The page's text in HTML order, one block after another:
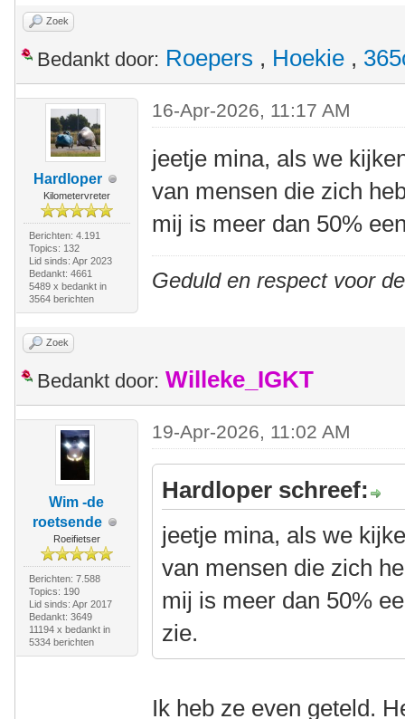
Zoek
Bedankt door: Roepers , Hoekie ,
Hardloper
Kilometervreter
Berichten: 4.191
Topics: 132
Lid sinds: Apr 2023
Bedankt: 4661
5489 x bedankt in
3564 berichten
16-Apr-2026, 11:17 AM
jeetje mina, als we
van mensen die zich
mij is meer dan 50%
Geduld en respect voor
Zoek
Bedankt door: Willeke_IGKT
Wim -de
roetsende
Roeifietser
Berichten: 7.588
Topics: 190
Lid sinds: Apr 2017
Bedankt: 3649
11194 x bedankt in
5334 berichten
19-Apr-2026, 11:02 AM
Hardloper schreef:
jeetje mina, als we
van mensen die zich
mij is meer dan 50%
zie.
Ik heb ze even geteld.